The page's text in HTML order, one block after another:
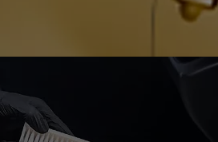
Yaris, Auris, Corolla, Avensis, Toyota C‑HR, RAV4, Prius,